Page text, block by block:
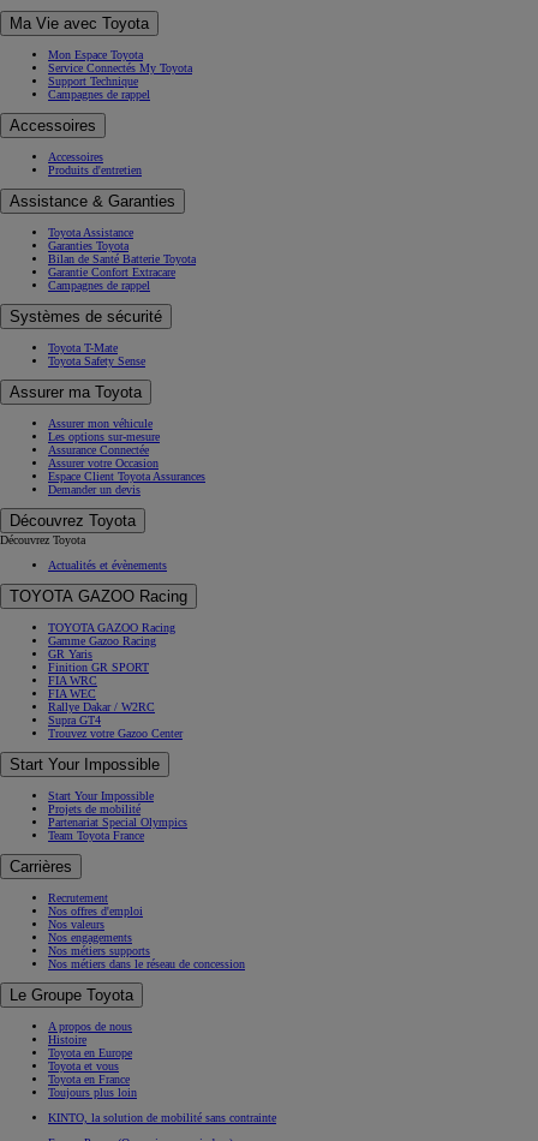
Ma Vie avec Toyota
Mon Espace Toyota
Service Connectés My Toyota
Support Technique
Campagnes de rappel
Accessoires
Accessoires
Produits d'entretien
Assistance & Garanties
Toyota Assistance
Garanties Toyota
Bilan de Santé Batterie Toyota
Garantie Confort Extracare
Campagnes de rappel
Systèmes de sécurité
Toyota T-Mate
Toyota Safety Sense
Assurer ma Toyota
Assurer mon véhicule
Les options sur-mesure
Assurance Connectée
Assurer votre Occasion
Espace Client Toyota Assurances
Demander un devis
Découvrez Toyota
Découvrez Toyota
Actualités et évènements
TOYOTA GAZOO Racing
TOYOTA GAZOO Racing
Gamme Gazoo Racing
GR Yaris
Finition GR SPORT
FIA WRC
FIA WEC
Rallye Dakar / W2RC
Supra GT4
Trouvez votre Gazoo Center
Start Your Impossible
Start Your Impossible
Projets de mobilité
Partenariat Special Olympics
Team Toyota France
Carrières
Recrutement
Nos offres d'emploi
Nos valeurs
Nos engagements
Nos métiers supports
Nos métiers dans le réseau de concession
Le Groupe Toyota
A propos de nous
Histoire
Toyota en Europe
Toyota et vous
Toyota en France
Toujours plus loin
KINTO, la solution de mobilité sans contrainte